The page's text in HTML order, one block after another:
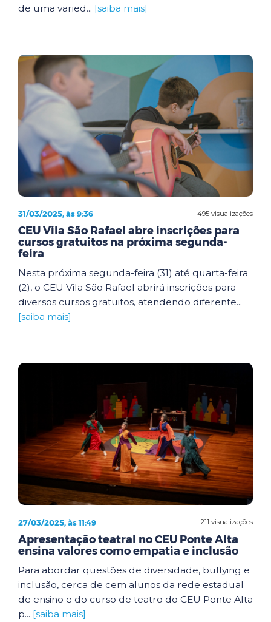
de uma varied... [saiba mais]
495 visualizações
31/03/2025, às 9:36
CEU Vila São Rafael abre inscrições para
cursos gratuitos na próxima segunda-
feira
Nesta próxima segunda-feira (31) até quarta-feira
(2), o CEU Vila São Rafael abrirá inscrições para
diversos cursos gratuitos, atendendo diferente...
[saiba mais]
211 visualizações
27/03/2025, às 11:49
Apresentação teatral no CEU Ponte Alta
ensina valores como empatia e inclusão
Para abordar questões de diversidade, bullying e
inclusão, cerca de cem alunos da rede estadual
de ensino e do curso de teatro do CEU Ponte Alta
p... [saiba mais]